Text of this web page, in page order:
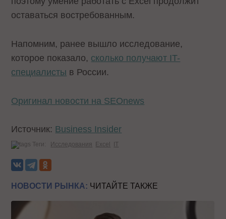
оставаться востребованным.
Напомним, ранее вышло исследование,
которое показало, сколько получают IT-
специалисты в России.
Оригинал новости на SEOnews
Источник: Business Insider
Теги: Исследования Excel IT
НОВОСТИ РЫНКА: ЧИТАЙТЕ ТАКЖЕ